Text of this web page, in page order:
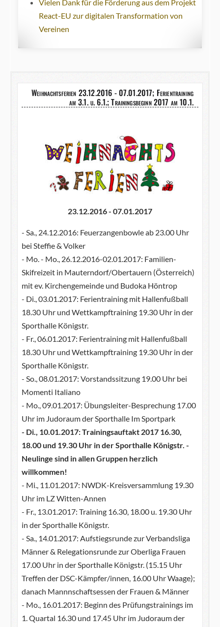
Vielen Dank für die Förderung aus dem Projekt
React-EU zur digitalen Transformation von
Vereinen
Weihnachtsferien 23.12.2016 - 07.01.2017; Ferientraining
am 3.1. u. 6.1.; Trainingsbeginn 2017 am 10.1.
23.12.2016 - 07.01.2017
- Sa., 24.12.2016: Feuerzangenbowle ab 23.00 Uhr
bei Steffie & Volker
- Mo. - Mo., 26.12.2016-02.01.2017: Familien-
Skifreizeit in Mauterndorf/Obertauern (Österreich)
mit ev. Kirchengemeinde und Budoka Höntrop
- Di., 03.01.2017: Ferientraining mit Hallenfußball
18.30 Uhr und Wettkampftraining 19.30 Uhr in der
Sporthalle Königstr.
- Fr., 06.01.2017: Ferientraining mit Hallenfußball
18.30 Uhr und Wettkampftraining 19.30 Uhr in der
Sporthalle Königstr.
- So., 08.01.2017: Vorstandssitzung 19.00 Uhr bei
Momenti Italiano
- Mo., 09.01.2017: Übungsleiter-Besprechung 17.00
Uhr im Judoraum der Sporthalle Im Sportpark
- Di., 10.01.2017: Trainingsauftakt 2017 16.30,
18.00 und 19.30 Uhr in der Sporthalle Königstr. -
Neulinge sind in allen Gruppen herzlich
willkommen!
- Mi., 11.01.2017: NWDK-Kreisversammlung 19.30
Uhr im LZ Witten-Annen
- Fr., 13.01.2017: Training 16.30, 18.00 u. 19.30 Uhr
in der Sporthalle Königstr.
- Sa., 14.01.2017: Aufstiegsrunde zur Verbandsliga
Männer & Relegationsrunde zur Oberliga Frauen
17.00 Uhr in der Sporthalle Königstr. (15.15 Uhr
Treffen der DSC-Kämpfer/innen, 16.00 Uhr Waage);
danach Mannnschaftsessen der Frauen & Männer
- Mo., 16.01.2017: Beginn des Prüfungstrainings im
1. Quartal 16.30 und 17.45 Uhr im Judoraum der